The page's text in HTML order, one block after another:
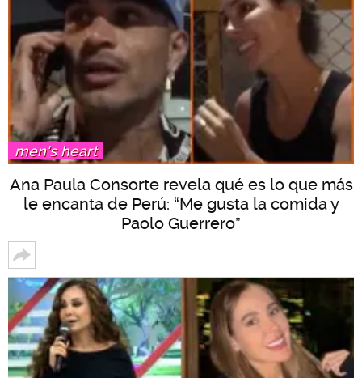
men's heart
Ana Paula Consorte revela qué es lo que más
le encanta de Perú: “Me gusta la comida y
Paolo Guerrero”